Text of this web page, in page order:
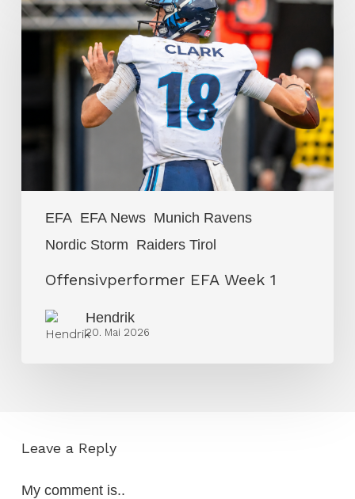
EFA EFA News Munich Ravens
Nordic Storm Raiders Tirol
EFA
Offensivperformer EFA Week 1
Hendrik
20. Mai 2026
Leave a Reply
My comment is..